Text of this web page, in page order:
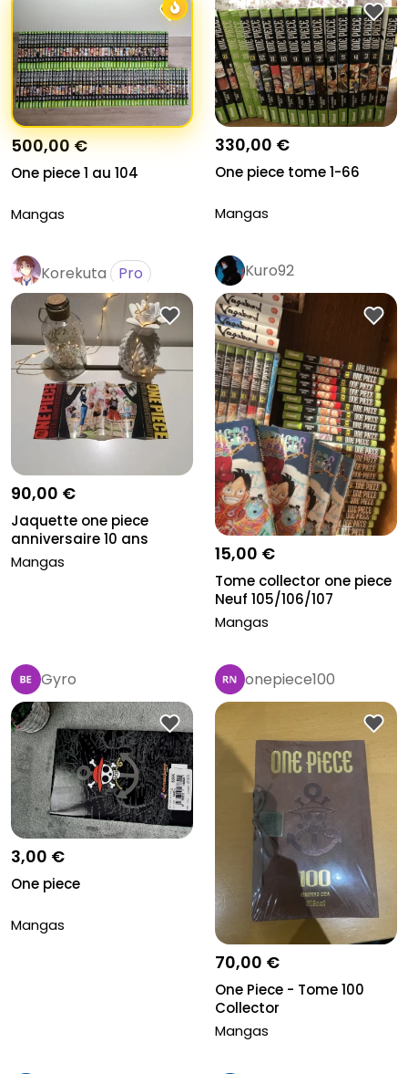
500,00 €
One piece 1 au 104
Mangas
330,00 €
One piece tome 1-66
Mangas
Korekuta Pro
90,00 €
Jaquette one piece
anniversaire 10 ans
Mangas
Kuro92
15,00 €
Tome collector one piece
Neuf 105/106/107
Mangas
Gyro
3,00 €
One piece
Mangas
onepiece100
70,00 €
One Piece - Tome 100
Collector
Mangas